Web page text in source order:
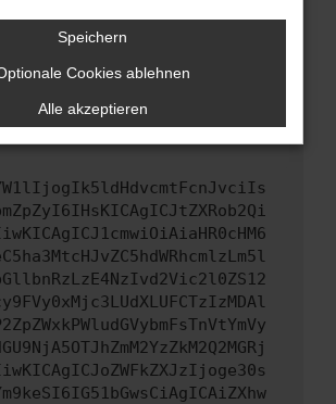
an den Webseitenbetreiber.
oben genannten Schritte versucht
uns bitte. Wir werden
das Problem zu beheben. Du kannst
Text schicken, um uns bei der
Speichern
Cookies ablehnen
Alle akzeptieren